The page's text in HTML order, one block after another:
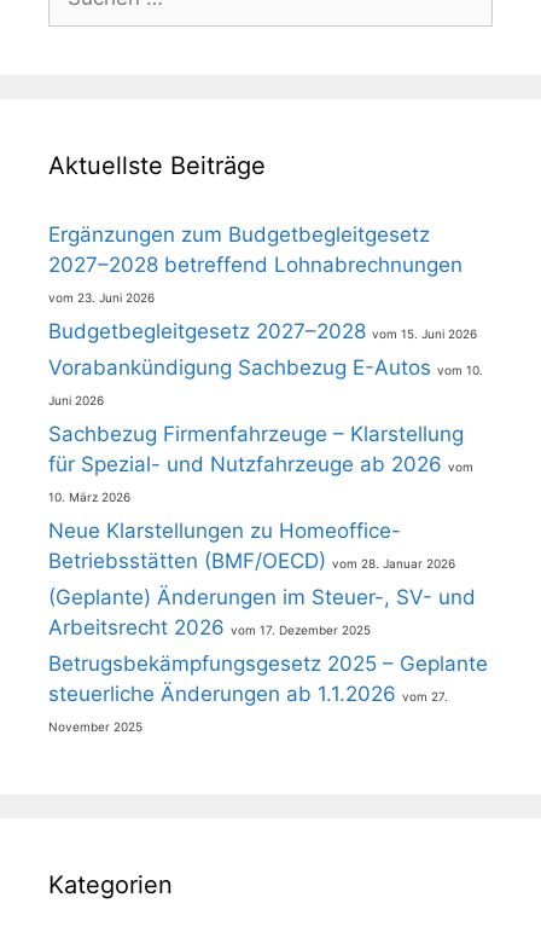
nach:
Aktuellste Beiträge
Ergänzungen zum Budgetbegleitgesetz
2027–2028 betreffend Lohnabrechnungen
23. Juni 2026
Budgetbegleitgesetz 2027–2028 15. Juni 2026
Vorabankündigung Sachbezug E-Autos 10.
Juni 2026
Sachbezug Firmenfahrzeuge – Klarstellung
für Spezial- und Nutzfahrzeuge ab 2026
10. März 2026
Neue Klarstellungen zu Homeoffice-
Betriebsstätten (BMF/OECD)
28. Januar 2026
(Geplante) Änderungen im Steuer-, SV- und
Arbeitsrecht 2026
17. Dezember 2025
Betrugsbekämpfungsgesetz 2025 – Geplante
steuerliche Änderungen ab 1.1.2026
27.
November 2025
Kategorien